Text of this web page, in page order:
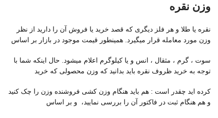
وزن نقره
نقره یا طلا و هر فلز دیگری که قصد خرید یا فروش آن را دارید از نظر
وزن مورد معامله قرار میگیرد. همینطور قیمت موجود در بازار بر اساس
سوت ، گرم ، مثقال ، انس و یا کیلوگرم اعلام میشود. حال اینکه شما با
توجه به خرید ظروف نقره باید بدانید که وزن محصولی که خرید
کرده اید چقدر است : هم باید هنگام وزن کشی فروشنده وزن را چک کنید
و هم هنگام ثبت در فاکتور آن را بررسی نمایید، و بر اساس